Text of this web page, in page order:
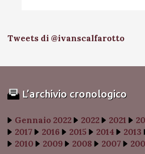
Tweets di @ivanscalfarotto
L’archivio cronologico
Gennaio 2022 2022 2021
2017
2016 2015 2014 2013
2010
2009 2008 2007